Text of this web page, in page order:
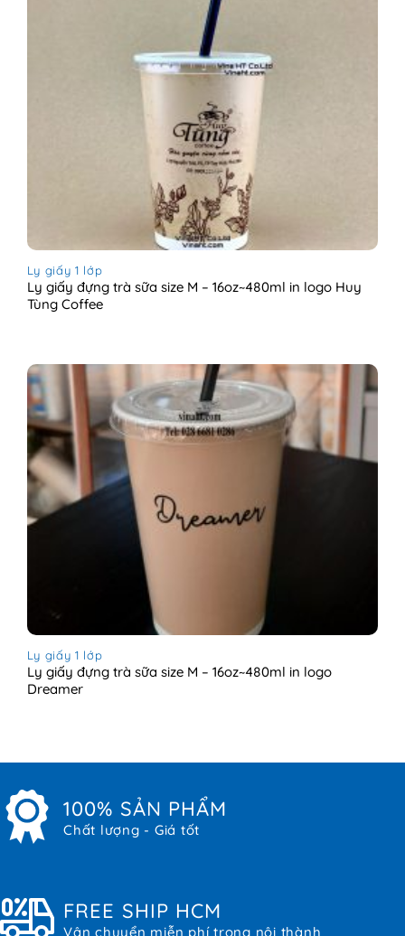
Ly giấy 1 lớp
Ly giấy đựng trà sữa size M – 16oz~480ml in logo Huy
Tùng Coffee
Ly giấy 1 lớp
Ly giấy đựng trà sữa size M – 16oz~480ml in logo
Dreamer
100% SẢN PHẨM
Chất lượng - Giá tốt
FREE SHIP HCM
Vận chuyển miễn phí trong nội thành